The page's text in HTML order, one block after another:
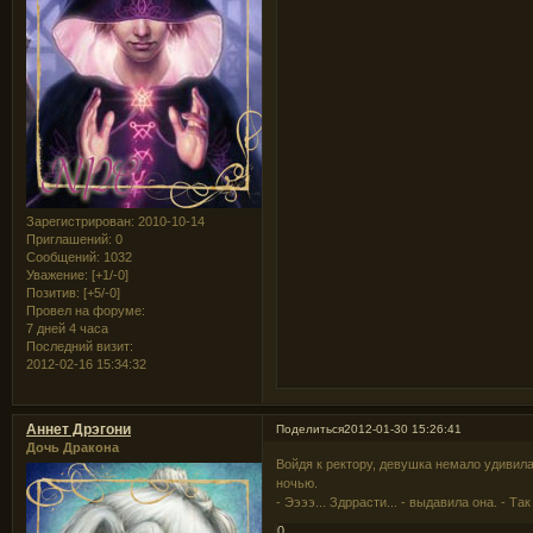
Зарегистрирован: 2010-10-14
Приглашений: 0
Сообщений: 1032
Уважение: [+1/-0]
Позитив: [+5/-0]
Провел на форуме:
7 дней 4 часа
Последний визит:
2012-02-16 15:34:32
Поделиться2012-01-30 15:26:41
Аннет Дрэгони
Дочь Дракона
Войдя к ректору, девушка немало
ночью.
- Ээээ... Здррасти... - выдавила она. -